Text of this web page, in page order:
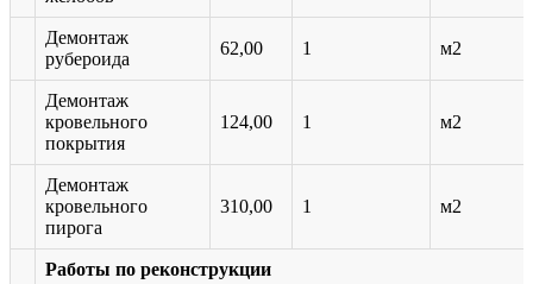
Демонтаж
рубероида
62,00 1 м2
Демонтаж
кровельного
покрытия
124,00 1 м2
Демонтаж
кровельного
пирога
310,00 1 м2
Работы по реконструкции